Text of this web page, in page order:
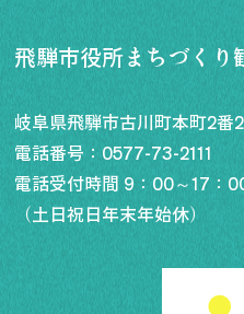
飛騨市役所まちづくり
岐阜県飛騨市古川町本町2番
電話番号： 0577-73-2111
電話受付時間 9：00～17：
（土日祝日年末年始休）